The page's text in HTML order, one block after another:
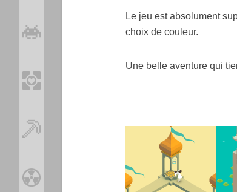
Le jeu est absolument
choix de couleur.
Une belle aventure qui